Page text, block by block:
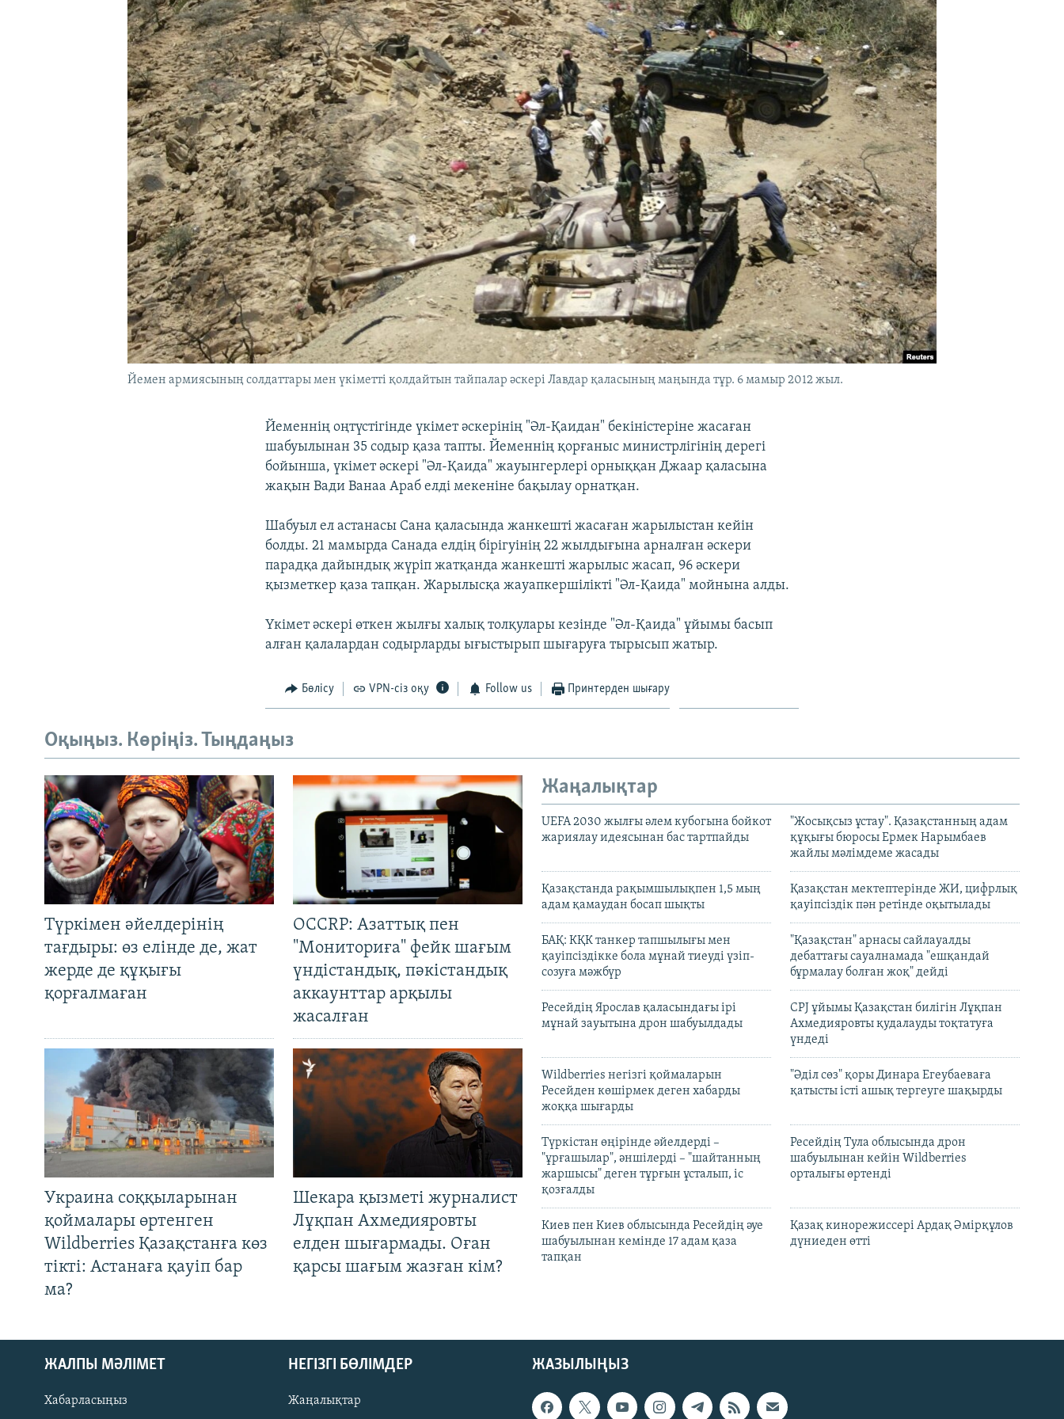
Йемен армияcының солдаттары мен үкіметті қолдайтын тайпалар әскері Лавдар қаласының маңында тұр. 6 мамыр 2012 жыл.
Йеменнің оңтүстігінде үкімет әскерінің "Әл-Қаидан" бекіністеріне жасаған
шабуылынан 35 содыр қаза тапты. Йеменнің қорғаныс министрлігінің дерегі
бойынша, үкімет әскері "Әл-Қаида" жауынгерлері орныққан Джаар қаласына
жақын Вади Ванаа Араб елді мекеніне бақылау орнатқан.
Шабуыл ел астанасы Сана қаласында жанкешті жасаған жарылыстан кейін
болды. 21 мамырда Санада елдің бірігуінің 22 жылдығына арналған әскери
парадқа дайындық жүріп жатқанда жанкешті жарылыс жасап, 96 әскери
қызметкер қаза тапқан. Жарылысқа жауапкершілікті "Әл-Қаида" мойнына алды.
Үкімет әскері өткен жылғы халық толқулары кезінде "Әл-Қаида" ұйымы басып
алған қалалардан содырларды ығыстырып шығаруға тырысып жатыр.
Бөлісу VPN-сіз оқу Follow us Принтерден шығару
Оқыңыз. Көріңіз. Тыңдаңыз
Түркімен әйелдерінің
тағдыры: өз елінде де, жат
жерде де құқығы
қорғалмаған
OCCRP: Азаттық пен
"Мониториға" фейк шағым
үндістандық, пәкістандық
аккаунттар арқылы
жасалған
Украина соққыларынан
қоймалары өртенген
Wildberries Қазақстанға көз
тікті: Астанаға қауіп бар
ма?
Шекара қызметі журналист
Лұқпан Ахмедияровты
елден шығармады. Оған
қарсы шағым жазған кім?
Жаңалықтар
UEFA 2030 жылғы әлем кубогына бойкот
жариялау идеясынан бас тартпайды
"Жосықсыз ұстау". Қазақстанның адам
құқығы бюросы Ермек Нарымбаев
жайлы мәлімдеме жасады
Қазақстанда рақымшылықпен 1,5 мың
адам қамаудан босап шықты
Қазақстан мектептерінде ЖИ, цифрлық
қауіпсіздік пән ретінде оқытылады
БАҚ: КҚК танкер тапшылығы мен
қауіпсіздікке бола мұнай тиеуді үзіп-
созуға мәжбүр
"Қазақстан" арнасы сайлауалды
дебаттағы сауалнамада "ешқандай
бұрмалау болған жоқ" дейді
Ресейдің Ярослав қаласындағы ірі
мұнай зауытына дрон шабуылдады
CPJ ұйымы Қазақстан билігін Лұқпан
Ахмедияровты қудалауды тоқтатуға
үндеді
Wildberries негізгі қоймаларын
Ресейден көшірмек деген хабарды
жоққа шығарды
"Әділ сөз" қоры Динара Егеубаеваға
қатысты істі ашық тергеуге шақырды
Түркістан өңірінде әйелдерді –
"ұрғашылар", әншілерді – "шайтанның
жаршысы" деген тұрғын ұсталып, іс
қозғалды
Ресейдің Тула облысында дрон
шабуылынан кейін Wildberries
орталығы өртенді
Киев пен Киев облысында Ресейдің әуе
шабуылынан кемінде 17 адам қаза
тапқан
Қазақ кинорежиссері Ардақ Әмірқұлов
дүниеден өтті
ЖАЗЫЛЫҢЫЗ
ЖАЛПЫ МӘЛІМЕТ
Хабарласыңыз
НЕГІЗГІ БӨЛІМДЕР
Жаңалықтар